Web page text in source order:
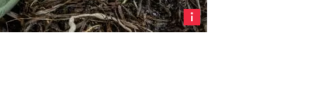
Illustration
des